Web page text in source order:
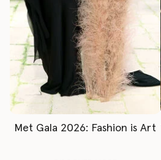
Met Gala 2026: Fashion is Art